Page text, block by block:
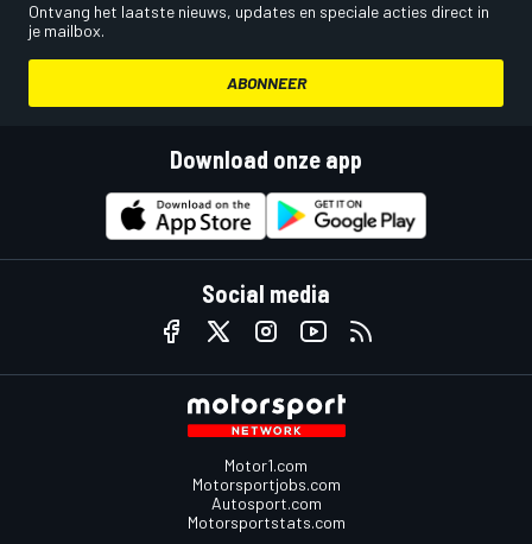
Ontvang het laatste nieuws, updates en speciale acties direct in
je mailbox.
ABONNEER
Download onze app
Social media
Motor1.com
Motorsportjobs.com
Autosport.com
Motorsportstats.com